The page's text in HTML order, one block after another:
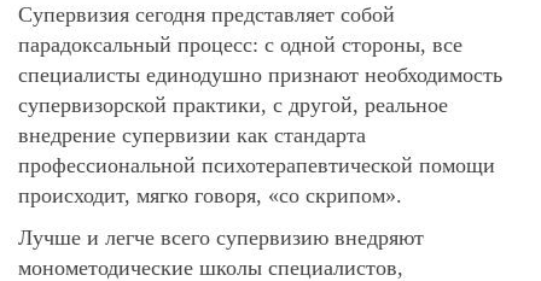
Супервизия сегодня представляет собой
парадоксальный процесс: с одной стороны, все
специалисты единодушно признают необходимость
супервизорской практики, с другой, реальное
внедрение супервизии как стандарта
профессиональной психотерапевтической помощи
происходит, мягко говоря, «со скрипом».
Лучше и легче всего супервизию внедряют
монометодические школы специалистов,